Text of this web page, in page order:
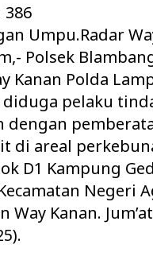
386
Umpu.Radar
Polsek
Kanan Polda
diduga pelaku
dengan
di areal
D1 Kampung
Negeri
Way Kanan. Jum’at